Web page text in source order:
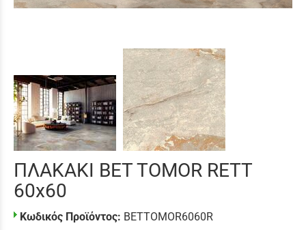
ΠΛΑΚΑΚΙ BET TOMOR RETT
60x60
Κωδικός Προϊόντος: BETTOMOR6060R